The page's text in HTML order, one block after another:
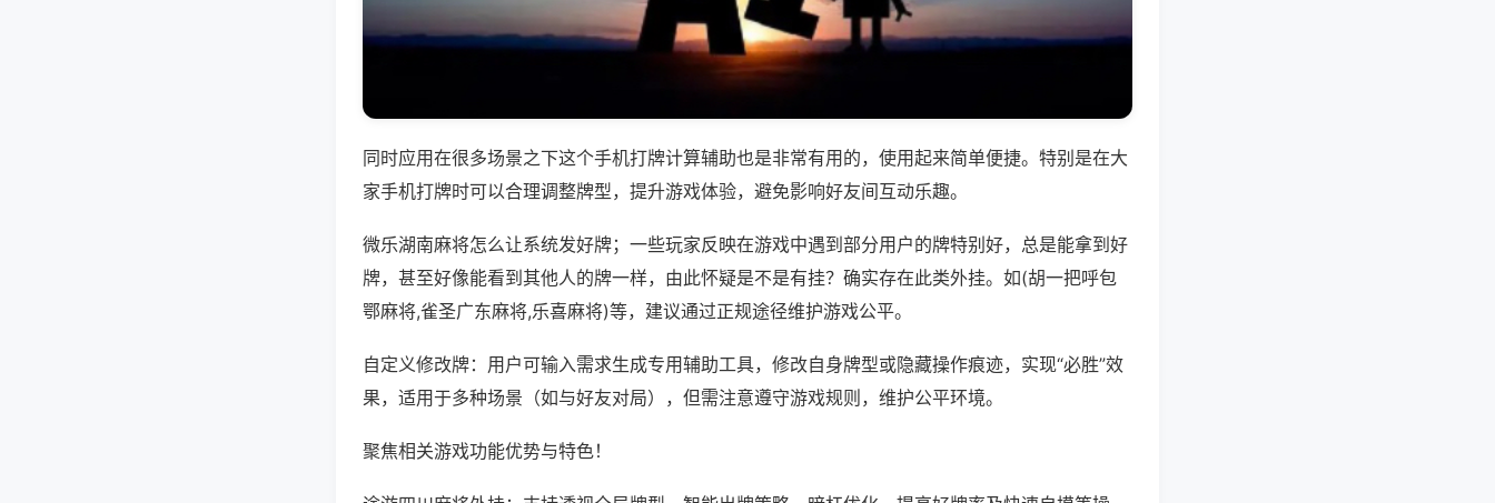
同时应用在很多场景之下这个手机打牌计算辅助也是非常有用的，使用起来简单便捷。特别是在大
家手机打牌时可以合理调整牌型，提升游戏体验，避免影响好友间互动乐趣。
微乐湖南麻将怎么让系统发好牌；一些玩家反映在游戏中遇到部分用户的牌特别好，总是能拿到好
牌，甚至好像能看到其他人的牌一样，由此怀疑是不是有挂？确实存在此类外挂。如(胡一把呼包
鄂麻将,雀圣广东麻将,乐喜麻将)等，建议通过正规途径维护游戏公平。
自定义修改牌：用户可输入需求生成专用辅助工具，修改自身牌型或隐藏操作痕迹，实现“必胜”效
果，适用于多种场景（如与好友对局），但需注意遵守游戏规则，维护公平环境。
聚焦相关游戏功能优势与特色！